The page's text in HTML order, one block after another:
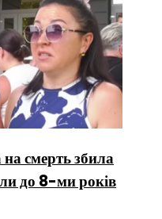
смерть збила
до 8-ми років